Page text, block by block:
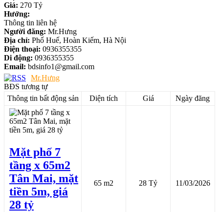
Giá: 270 Tỷ
Hướng:
Thông tin liên hệ
Người đăng: Mr.Hưng
Địa chỉ: Phố Huế, Hoàn Kiếm, Hà Nội
Điện thoại: 0936355355
Di động: 0936355355
Email: bdsinfo1@gmail.com
Mr.Hưng
BĐS tương tự
Thông tin bất động sản
Diện tích Giá Ngày đăng
Mặt phố 7
tầng x 65m2
Tân Mai, mặt
tiền 5m, giá
28 tỷ
65 m2 28 Tỷ 11/03/2026